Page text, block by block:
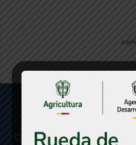
Gobernación de Arauca